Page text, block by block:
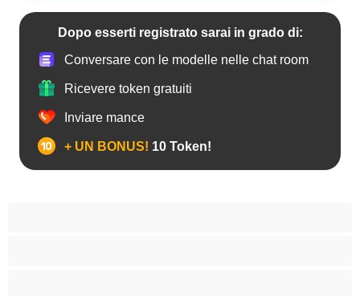
Dopo esserti registrato sarai in grado di:
Conversare con le modelle nelle chat room
Ricevere token gratuiti
Inviare mance
+ UN BONUS! 10 Token!